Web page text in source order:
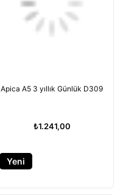
Apica A5 3 yıllık Günlük D309
₺1.241,00
Yeni